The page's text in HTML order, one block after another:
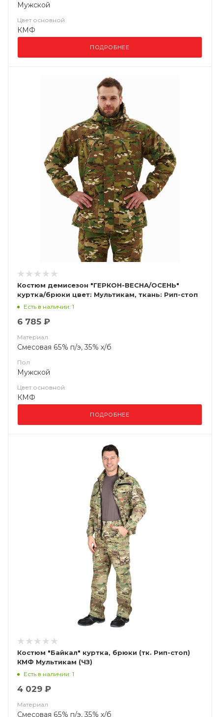
Мужской
Цвет основной
КМФ
ПОДРОБНЕЕ
Костюм демисезон "ГЕРКОН-ВЕСНА/ОСЕНЬ"
куртка/брюки цвет: Мультикам, ткань: Рип-стоп
Есть в наличии: 1
6 785 ₽
Материал
Смесовая 65% п/э, 35% х/б
Пол
Мужской
Цвет основной
КМФ
ПОДРОБНЕЕ
Костюм "Байкал" куртка, брюки (тк. Рип-стоп)
КМФ Мультикам (ЧЗ)
Есть в наличии: 1
4 029 ₽
Материал
Смесовая 65% п/э, 35% х/б